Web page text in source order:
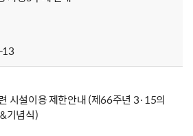
용 제한안내 (제66주년 3·15의
기념식)